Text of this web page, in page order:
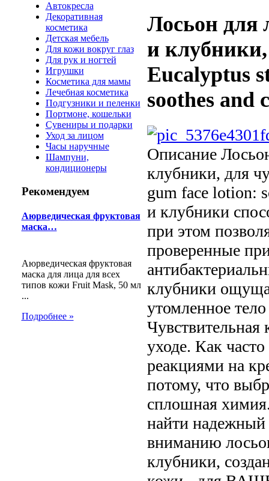
Автокресла
Декоративная
косметика
Детская мебель
Для кожи вокруг глаз
Для рук и ногтей
Игрушки
Косметика для мамы
Лечебная косметика
Подгузники и пеленки
Портмоне, кошельки
Сувениры и подарки
Уход за лицом
Часы наручные
Шампуни,
кондиционеры
Рекомендуем
Аюрведическая фруктовая
маска…
Аюрведическая фруктовая
маска для лица для всех
типов кожи Fruit Mask, 50 мл
...
Подробнее »
Лосьон для
и
Eucalyptus
soothes and
Описание
клубники, для
gum face lotion:
и клубники
при этом
проверенные
клубники
утомленное
уходе. Как
реакциями на
потому, что
сплошная
найти надежный
вниманию
клубники,